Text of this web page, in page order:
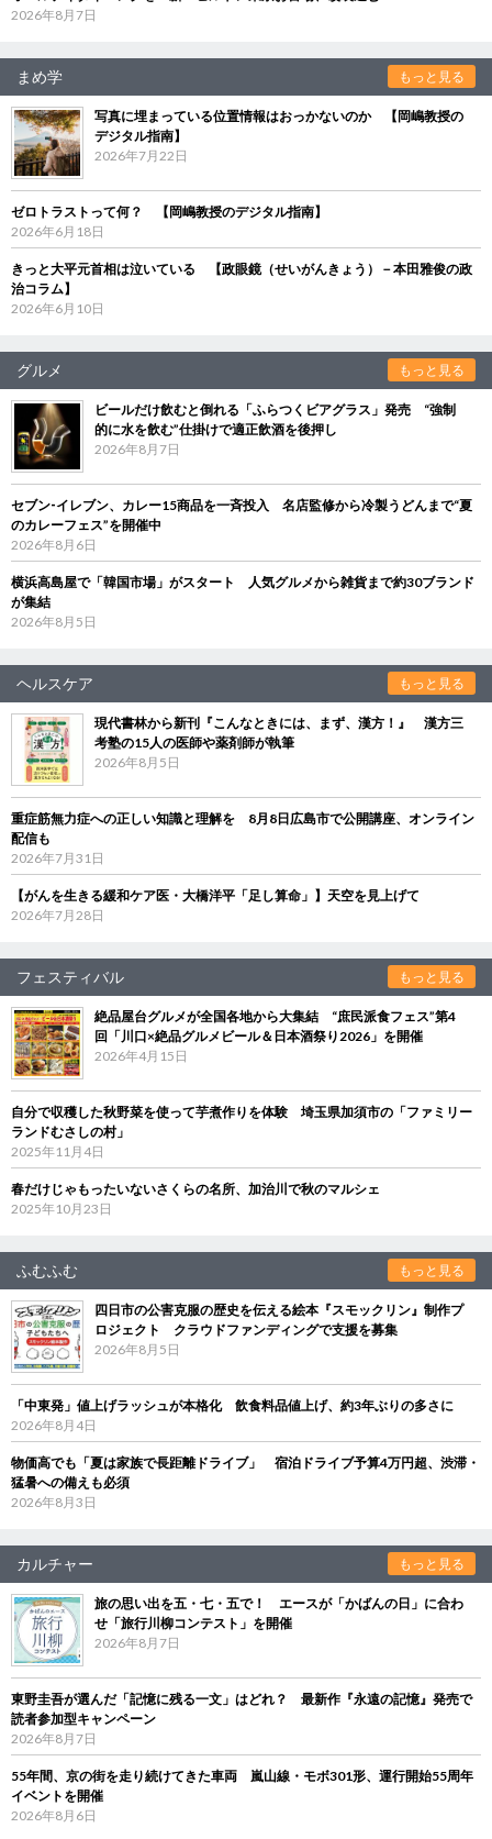
2026年8月7日
まめ学 もっと見る
写真に埋まっている位置情報はおっかないのか 【岡嶋教授の
デジタル指南】
2026年7月22日
ゼロトラストって何？ 【岡嶋教授のデジタル指南】
2026年6月18日
きっと大平元首相は泣いている 【政眼鏡（せいがんきょう）－本田雅俊の政
治コラム】
2026年6月10日
グルメ もっと見る
ビールだけ飲むと倒れる「ふらつくビアグラス」発売 “強制
的に水を飲む”仕掛けで適正飲酒を後押し
2026年8月7日
セブン‐イレブン、カレー15商品を一斉投入 名店監修から冷製うどんまで“夏
のカレーフェス”を開催中
2026年8月6日
横浜高島屋で「韓国市場」がスタート 人気グルメから雑貨まで約30ブランド
が集結
2026年8月5日
ヘルスケア もっと見る
現代書林から新刊『こんなときには、まず、漢方！』 漢方三
考塾の15人の医師や薬剤師が執筆
2026年8月5日
重症筋無力症への正しい知識と理解を 8月8日広島市で公開講座、オンライン
配信も
2026年7月31日
【がんを生きる緩和ケア医・大橋洋平「足し算命」】天空を見上げて
2026年7月28日
フェスティバル もっと見る
絶品屋台グルメが全国各地から大集結 “庶民派食フェス”第4
回「川口×絶品グルメビール＆日本酒祭り2026」を開催
2026年4月15日
自分で収穫した秋野菜を使って芋煮作りを体験 埼玉県加須市の「ファミリー
ランドむさしの村」
2025年11月4日
春だけじゃもったいないさくらの名所、加治川で秋のマルシェ
2025年10月23日
ふむふむ もっと見る
四日市の公害克服の歴史を伝える絵本『スモックリン』制作プ
ロジェクト クラウドファンディングで支援を募集
2026年8月5日
「中東発」値上げラッシュが本格化 飲食料品値上げ、約3年ぶりの多さに
2026年8月4日
物価高でも「夏は家族で長距離ドライブ」 宿泊ドライブ予算4万円超、渋滞・
猛暑への備えも必須
2026年8月3日
カルチャー もっと見る
旅の思い出を五・七・五で！ エースが「かばんの日」に合わ
せ「旅行川柳コンテスト」を開催
2026年8月7日
東野圭吾が選んだ「記憶に残る一文」はどれ？ 最新作『永遠の記憶』発売で
読者参加型キャンペーン
2026年8月7日
55年間、京の街を走り続けてきた車両 嵐山線・モボ301形、運行開始55周年
イベントを開催
2026年8月6日